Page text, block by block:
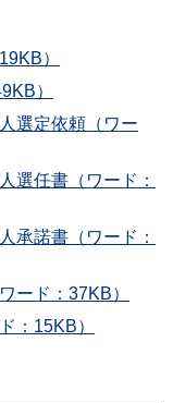
）
）
選定依頼（ワー
選任書（ワード：
承諾書（ワード：
ード：37KB）
：15KB）